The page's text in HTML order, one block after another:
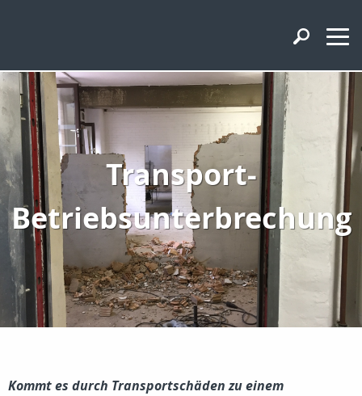
Transport-
Betriebsunterbrechung
Kommt es durch Transportschäden zu einem